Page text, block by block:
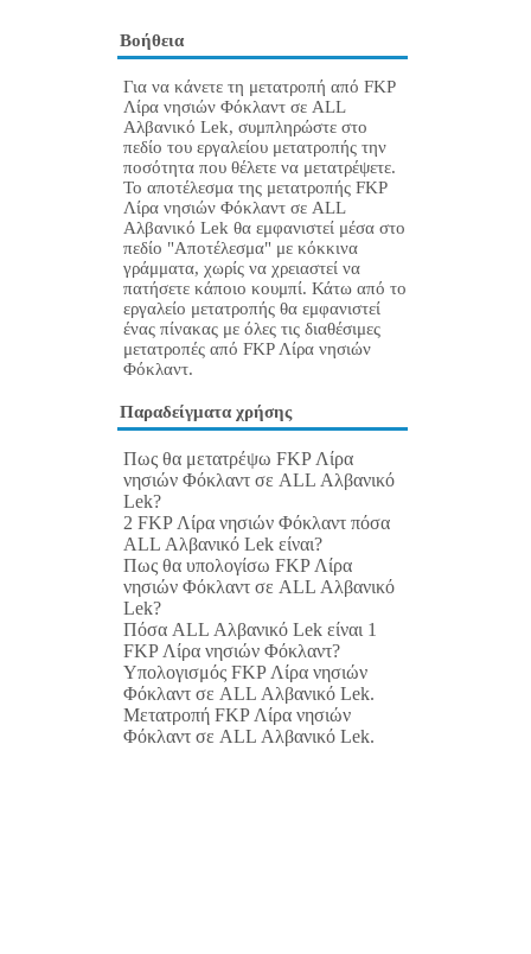
Βοήθεια
Για να κάνετε τη μετατροπή από FKP
Λίρα νησιών Φόκλαντ σε ALL
Αλβανικό Lek, συμπληρώστε στο
πεδίο του εργαλείου μετατροπής την
ποσότητα που θέλετε να μετατρέψετε.
Το αποτέλεσμα της μετατροπής FKP
Λίρα νησιών Φόκλαντ σε ALL
Αλβανικό Lek θα εμφανιστεί μέσα στο
πεδίο "Αποτέλεσμα" με κόκκινα
γράμματα, χωρίς να χρειαστεί να
πατήσετε κάποιο κουμπί. Κάτω από το
εργαλείο μετατροπής θα εμφανιστεί
ένας πίνακας με όλες τις διαθέσιμες
μετατροπές από FKP Λίρα νησιών
Φόκλαντ.
Παραδείγματα χρήσης
Πως θα μετατρέψω FKP Λίρα
νησιών Φόκλαντ σε ALL Αλβανικό
Lek?
2 FKP Λίρα νησιών Φόκλαντ πόσα
ALL Αλβανικό Lek είναι?
Πως θα υπολογίσω FKP Λίρα
νησιών Φόκλαντ σε ALL Αλβανικό
Lek?
Πόσα ALL Αλβανικό Lek είναι 1
FKP Λίρα νησιών Φόκλαντ?
Υπολογισμός FKP Λίρα νησιών
Φόκλαντ σε ALL Αλβανικό Lek.
Μετατροπή FKP Λίρα νησιών
Φόκλαντ σε ALL Αλβανικό Lek.